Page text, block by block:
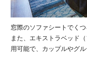
窓際のソファシートでく
また、エキストラベッド
用可能で、カップルやグル